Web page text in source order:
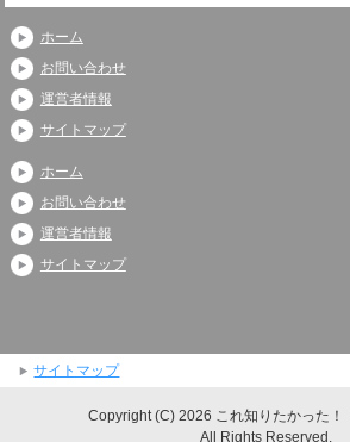
ホーム
お問い合わせ
運営者情報
サイトマップ
ホーム
お問い合わせ
運営者情報
サイトマップ
サイトマップ
Copyright (C) 2026 これ知りたかった！
All Rights Reserved.